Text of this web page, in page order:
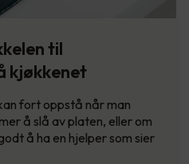
til
kjøkkenet
fort oppstå når man
å slå av platen, eller om
å ha en hjelper som sier